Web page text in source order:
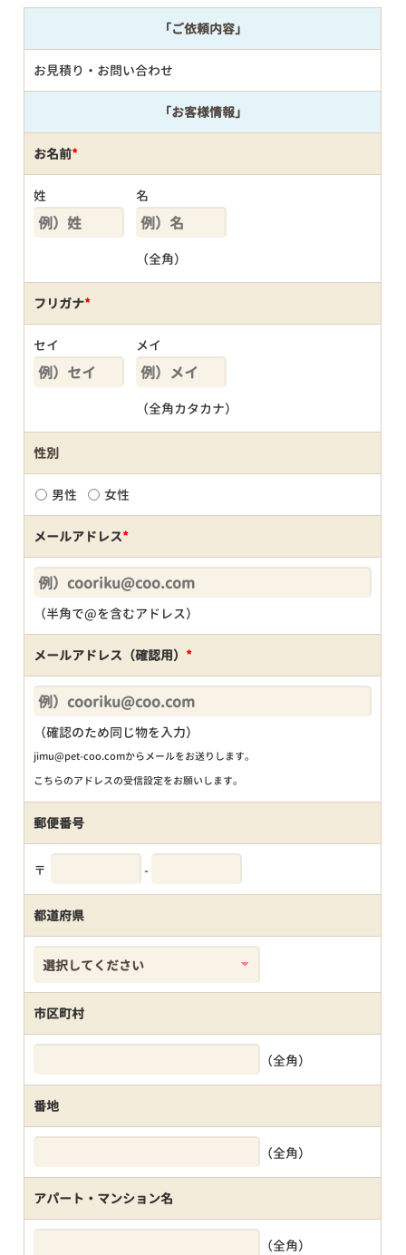
「ご依頼内容」
お見積り・お問い合わせ
「お客様情報」
お名前*
姓 名
（全角）
フリガナ*
セイ メイ
（全角カタカナ）
性別
男性 女性
メールアドレス*
（半角で@を含むアドレス）
メールアドレス（確認用） *
（確認のため同じ物を入力）
jimu@pet-coo.comからメールをお送りします。
こちらのアドレスの受信設定をお願いします。
郵便番号
〒 -
都道府県
市区町村
（全角）
番地
（全角）
アパート・マンション名
（全角）